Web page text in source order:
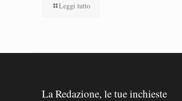
Leggi tutto
La Redazione, le tue inchieste